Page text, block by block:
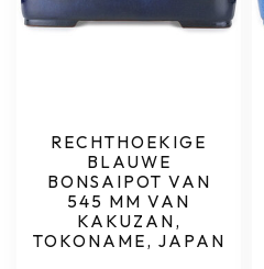
RECHTHOEKIGE
BLAUWE
BONSAIPOT VAN
545 MM VAN
KAKUZAN,
TOKONAME, JAPAN